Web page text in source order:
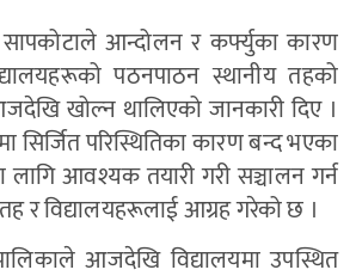
सापकोटाले आन्दोलन र कर्फ्युका कारण
पठनपाठन स्थानीय तहको
खोल्न थालिएको जानकारी दिए ।
सिर्जित परिस्थितिका कारण बन्द भएका
लागि आवश्यक तयारी गरी सञ्चालन गर्न
र विद्यालयहरूलाई आग्रह गरेको छ ।
आजदेखि विद्यालयमा उपस्थित